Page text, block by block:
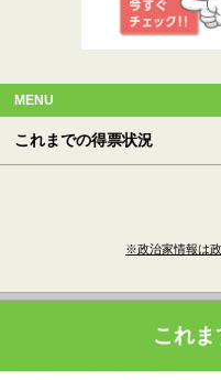
MENU
これまでの得票状況
※政治家情報は
これ